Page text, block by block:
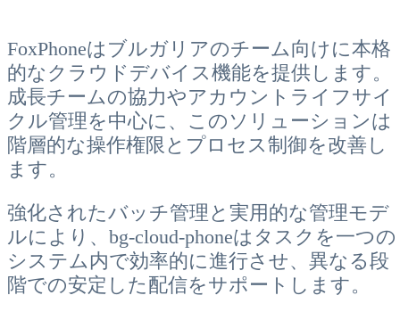
FoxPhoneはブルガリアのチーム向けに本格
的なクラウドデバイス機能を提供します。
成長チームの協力やアカウントライフサイ
クル管理を中心に、このソリューションは
階層的な操作権限とプロセス制御を改善し
ます。
強化されたバッチ管理と実用的な管理モデ
ルにより、bg-cloud-phoneはタスクを一つの
システム内で効率的に進行させ、異なる段
階での安定した配信をサポートします。